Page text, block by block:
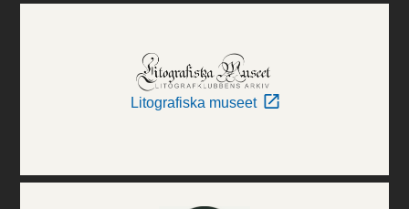
Litografiska museet